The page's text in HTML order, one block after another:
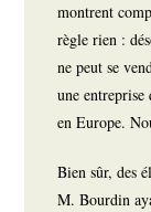
montrent
règle rien :
ne peut se
une
en Europe.
Bien sûr, des
M. Bourdin